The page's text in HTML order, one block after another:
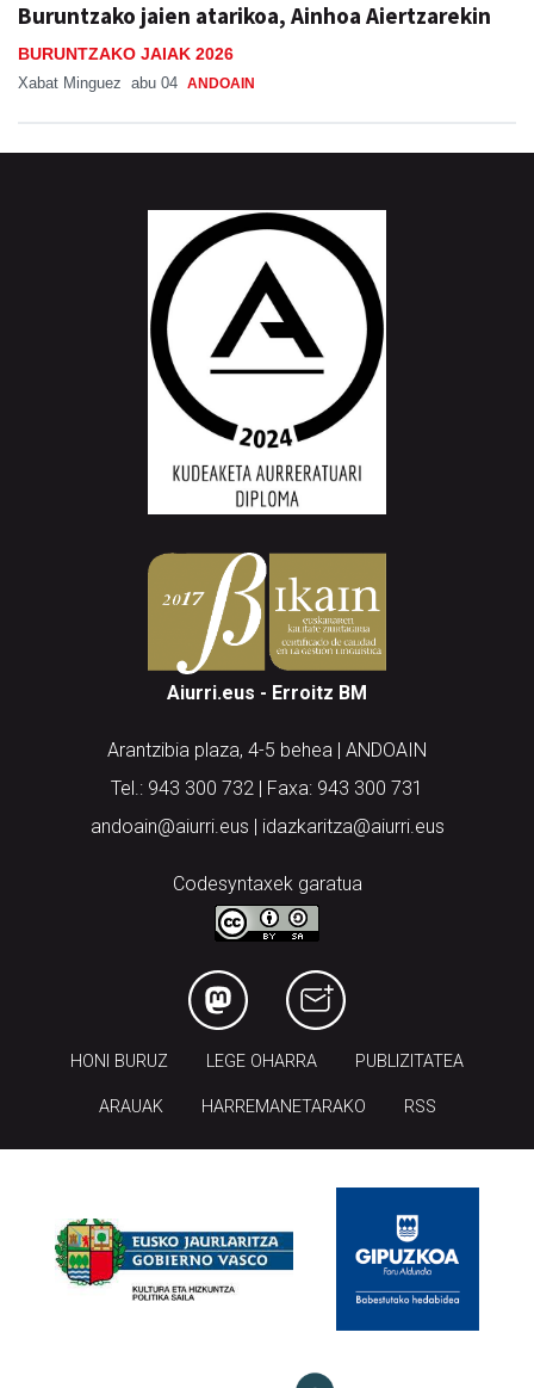
Buruntzako jaien atarikoa, Ainhoa Aiertzarekin
BURUNTZAKO JAIAK 2026
Xabat Minguez abu 04 ANDOAIN
Aiurri.eus - Erroitz BM
Arantzibia plaza, 4-5 behea | ANDOAIN
Tel.: 943 300 732 | Faxa: 943 300 731
andoain@aiurri.eus | idazkaritza@aiurri.eus
Codesyntaxek garatua
HONI BURUZ LEGE OHARRA PUBLIZITATEA
ARAUAK HARREMANETARAKO RSS